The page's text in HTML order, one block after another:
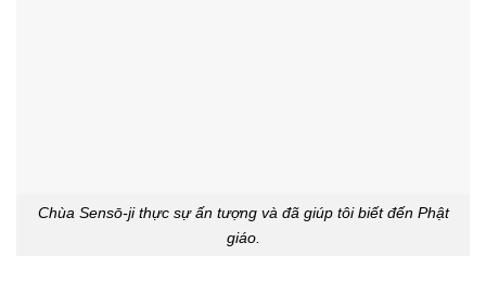
Chùa Sensō-ji thực sự ấn tượng và đã giúp tôi biết đến Phật
giáo.